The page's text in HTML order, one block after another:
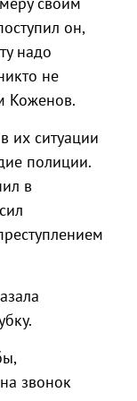
он,
надо
не
Коженов.
их ситуации
полиции.
в
звонок